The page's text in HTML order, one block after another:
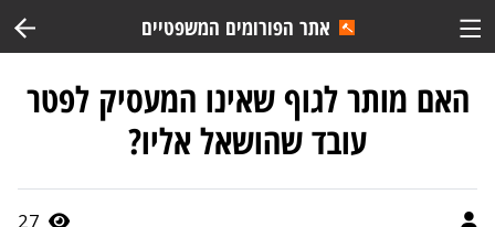
אתר הפורומים המשפטיים
האם מותר לגוף שאינו המעסיק לפטר
עובד שהושאל אליו?
27